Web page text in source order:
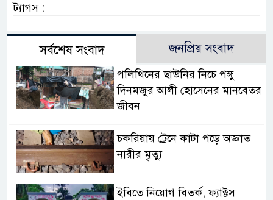
ট্যাগস :
সর্বশেষ সংবাদ জনপ্রিয় সংবাদ
পলিথিনের ছাউনির নিচে পঙ্গু
দিনমজুর আলী হোসেনের মানবেতর
জীবন
চকরিয়ায় ট্রেনে কাটা পড়ে অজ্ঞাত
নারীর মৃত্যু
ইবিতে নিয়োগ বিতর্ক, ফ্যাক্টস